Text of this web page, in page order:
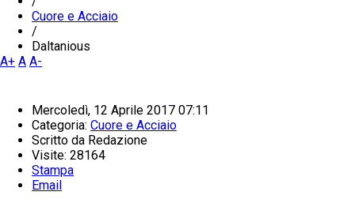
Cuore e Acciaio
/
Daltanious
A+ A A-
Mercoledì, 12 Aprile 2017 07:11
Categoria: Cuore e Acciaio
Scritto da Redazione
Visite: 28164
Stampa
Email